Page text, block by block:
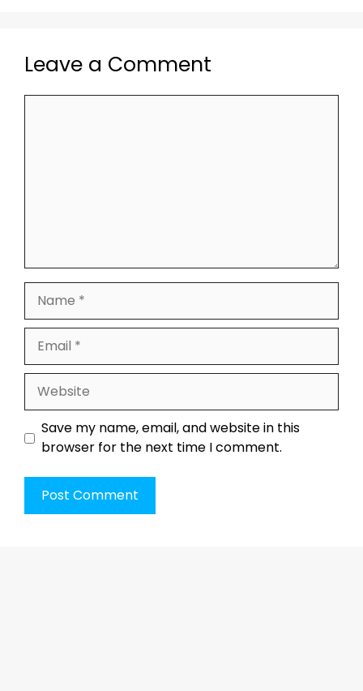
Leave a Comment
Website
Save my name, email, and website in this
browser for the next time I comment.